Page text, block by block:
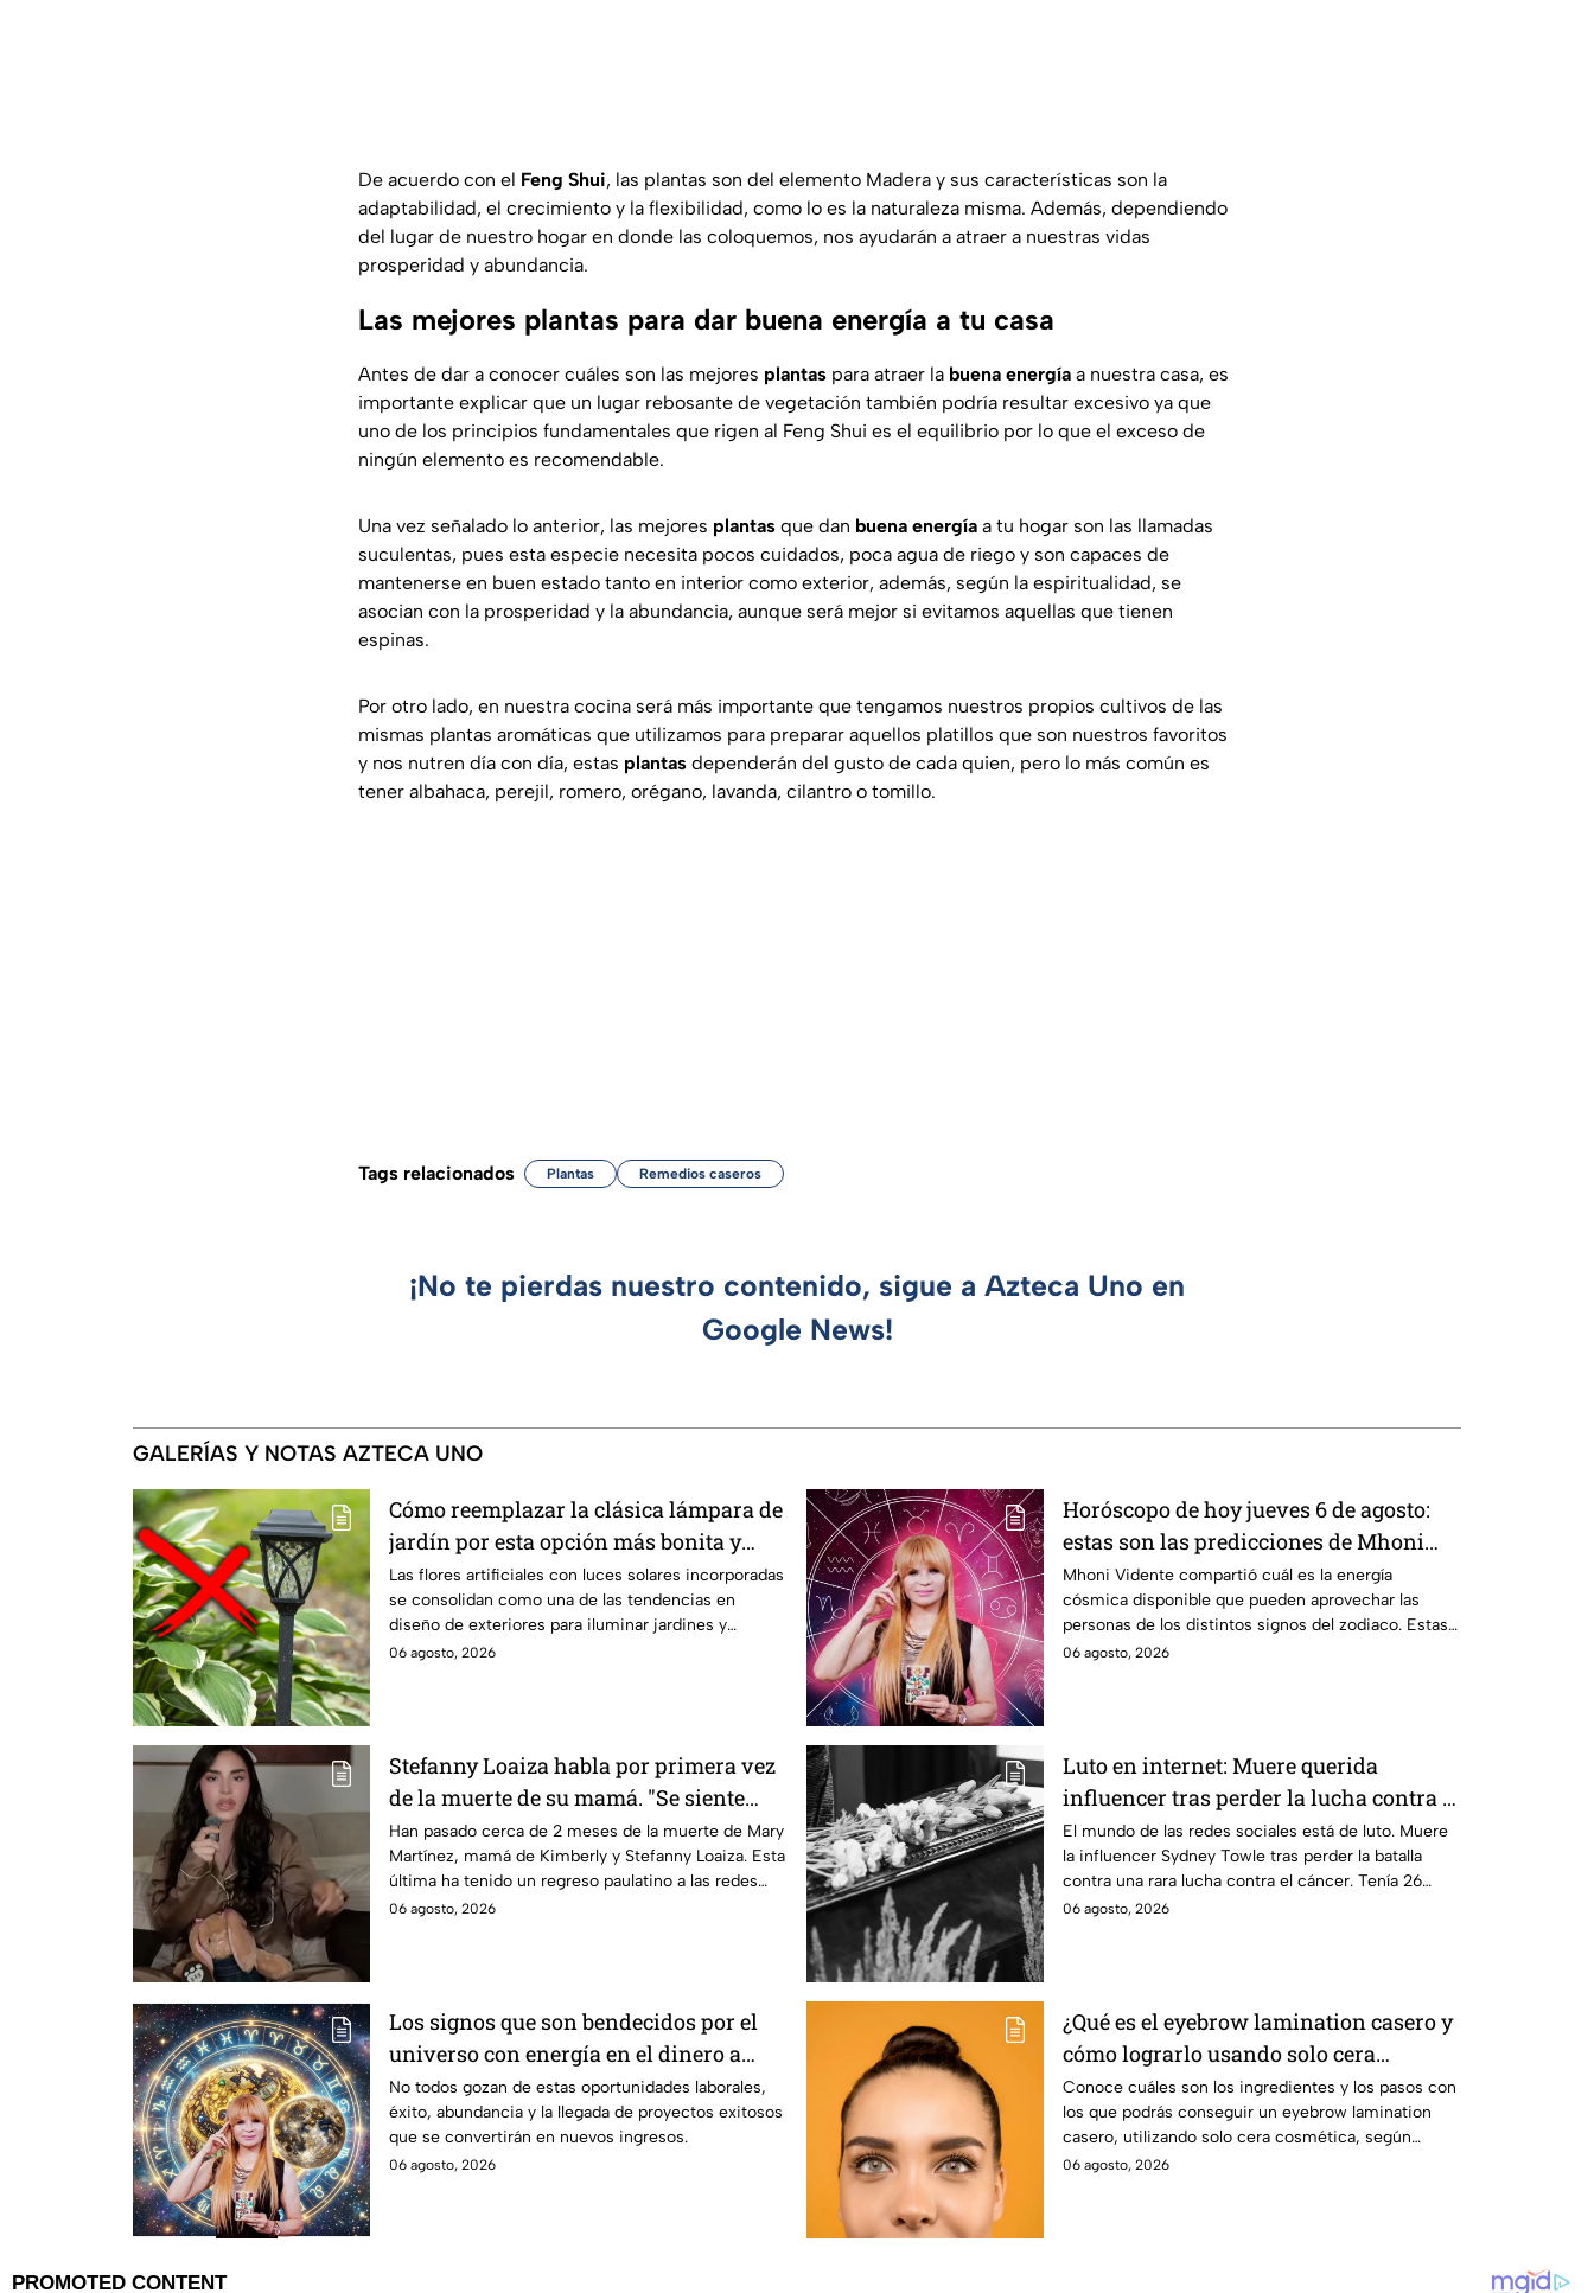
De acuerdo con el Feng Shui, las plantas son del elemento Madera y sus características son la
adaptabilidad, el crecimiento y la flexibilidad, como lo es la naturaleza misma. Además, dependiendo
del lugar de nuestro hogar en donde las coloquemos, nos ayudarán a atraer a nuestras vidas
prosperidad y abundancia.
Las mejores plantas para dar buena energía a tu casa
Antes de dar a conocer cuáles son las mejores plantas para atraer la buena energía a nuestra casa, es
importante explicar que un lugar rebosante de vegetación también podría resultar excesivo ya que
uno de los principios fundamentales que rigen al Feng Shui es el equilibrio por lo que el exceso de
ningún elemento es recomendable.
Una vez señalado lo anterior, las mejores plantas que dan buena energía a tu hogar son las llamadas
suculentas, pues esta especie necesita pocos cuidados, poca agua de riego y son capaces de
mantenerse en buen estado tanto en interior como exterior, además, según la espiritualidad, se
asocian con la prosperidad y la abundancia, aunque será mejor si evitamos aquellas que tienen
espinas.
Por otro lado, en nuestra cocina será más importante que tengamos nuestros propios cultivos de las
mismas plantas aromáticas que utilizamos para preparar aquellos platillos que son nuestros favoritos
y nos nutren día con día, estas plantas dependerán del gusto de cada quien, pero lo más común es
tener albahaca, perejil, romero, orégano, lavanda, cilantro o tomillo.
Tags relacionados Plantas Remedios caseros
¡No te pierdas nuestro contenido, sigue a Azteca Uno en
Google News!
GALERÍAS Y NOTAS AZTECA UNO
Cómo reemplazar la clásica lámpara de
jardín por esta opción más bonita y
moderna
Las flores artificiales con luces solares incorporadas
se consolidan como una de las tendencias en
diseño de exteriores para iluminar jardines y
terrazas. Paisajistas destacan que esta alternativa
06 agosto, 2026
Horóscopo de hoy jueves 6 de agosto:
estas son las predicciones de Mhoni
Vidente
Mhoni Vidente compartió cuál es la energía
cósmica disponible que pueden aprovechar las
personas de los distintos signos del zodiaco. Estas
son sus predicciones del jueves 6 de agosto en
06 agosto, 2026
Stefanny Loaiza habla por primera vez
de la muerte de su mamá. "Se siente
rara la vida"
Han pasado cerca de 2 meses de la muerte de Mary
Martínez, mamá de Kimberly y Stefanny Loaiza. Esta
última ha tenido un regreso paulatino a las redes
sociales y, en un video para su canal de YouTube,
06 agosto, 2026
Luto en internet: Muere querida
influencer tras perder la lucha contra el
cáncer: “Siempre te amaremos”
El mundo de las redes sociales está de luto. Muere
la influencer Sydney Towle tras perder la batalla
contra una rara lucha contra el cáncer. Tenía 26
años.
06 agosto, 2026
Los signos que son bendecidos por el
universo con energía en el dinero a
partir de hoy 6 de agosto: el horóscopo
de Mhoni Vidente
No todos gozan de estas oportunidades laborales,
éxito, abundancia y la llegada de proyectos exitosos
que se convertirán en nuevos ingresos.
06 agosto, 2026
¿Qué es el eyebrow lamination casero y
cómo lograrlo usando solo cera
cosmética?
Conoce cuáles son los ingredientes y los pasos con
los que podrás conseguir un eyebrow lamination
casero, utilizando solo cera cosmética, según
expertos
06 agosto, 2026